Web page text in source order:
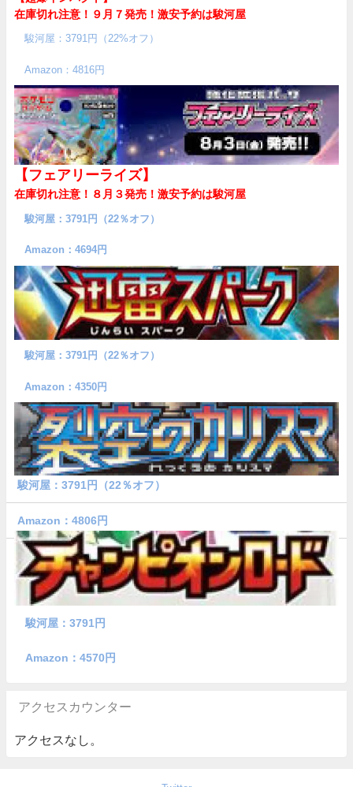
在庫切れ注意！９月７発売！ 激安予約は駿河屋
駿河屋：3791円（22%オフ）
Amazon：4816円
【フェアリーライズ】
在庫切れ注意！８月３発売！ 激安予約は駿河屋
駿河屋：3791円（22％オフ）
Amazon：4694円
駿河屋：3791円（22％オフ）
Amazon：4350円
駿河屋：3791円（22％オフ）
Amazon：4806円
駿河屋：3791円
Amazon：4570円
アクセスカウンター
アクセスなし。